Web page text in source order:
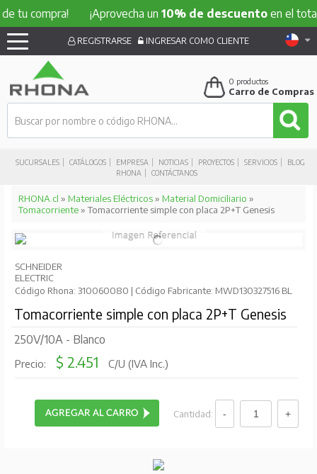
¡Aprovecha un10% de descuentoen el total de tu
SUCURSALES CATÁLOGOS EMPRESA NOTICIAS PROYECTOS SERVICIOS
BLOG
RHONA
CONTÁCTANOS
REGISTRARSE INGRESAR COMO CLIENTE
0 productos
Carro de Compras
RHONA.cl » Materiales Eléctricos» Material Domiciliario »
Tomacorriente» Tomacorriente simple con placa 2P+T Genesis
SCHNEIDER
ELECTRIC
Código Rhona: 310060080 | Código Fabricante: MWD130327516 BL
Tomacorriente simple con placa 2P+T Genesis
250V/10A - Blanco
Precio: $ 2.451 C/U (IVA Inc.)
Cantidad: